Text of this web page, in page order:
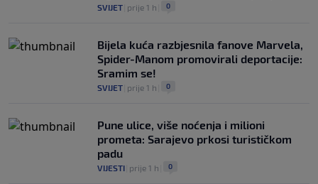
SVIJET prije 1 h 0
Bijela kuća razbjesnila fanove Marvela,
Spider-Manom promovirali deportacije:
Sramim se!
SVIJET prije 1 h 0
Pune ulice, više noćenja i milioni
prometa: Sarajevo prkosi turističkom
padu
VIJESTI prije 1 h 0